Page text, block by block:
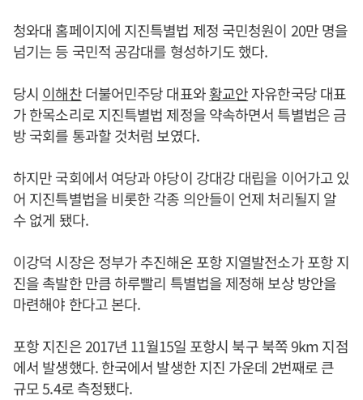
청와대 홈페이지에 지진특별법 제정 국민청원이 20만 명을
넘기는 등 국민적 공감대를 형성하기도 했다.
당시 이해찬더불어민주당 대표와황교안자유한국당 대표
가 한목소리로 지진특별법 제정을 약속하면서 특별법은 금
방 국회를 통과할 것처럼 보였다.
하지만 국회에서 여당과 야당이 강대강 대립을 이어가고 있
어 지진특별법을 비롯한 각종 의안들이 언제 처리될지 알
수 없게 됐다.
이강덕 시장은 정부가 추진해온 포항 지열발전소가 포항 지
진을 촉발한 만큼 하루빨리 특별법을 제정해 보상 방안을
마련해야 한다고 본다.
포항 지진은 2017년 11월15일 포항시 북구 북쪽 9km 지점
에서 발생했다. 한국에서 발생한 지진 가운데 2번째로 큰
규모 5.4로 측정됐다.